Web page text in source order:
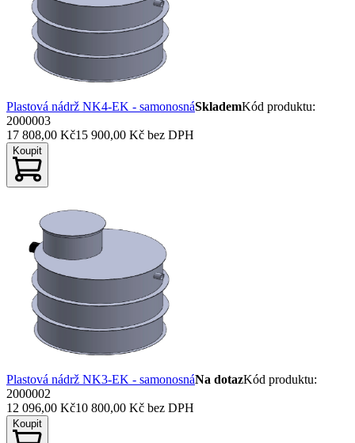
Plastová nádrž NK4-EK - samonosnáSklademKód produktu:
2000003
17 808,00 Kč15 900,00 Kč bez DPH
Koupit
Plastová nádrž NK3-EK - samonosnáNa dotazKód produktu:
2000002
12 096,00 Kč10 800,00 Kč bez DPH
Koupit